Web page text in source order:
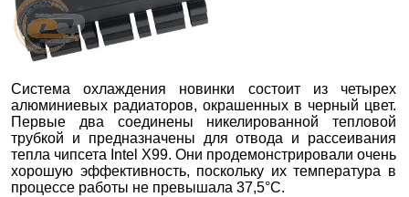
Система охлаждения новинки состоит из четырех
алюминиевых радиаторов, окрашенных в черный цвет.
Первые два соединены никелированной тепловой
трубкой и предназначены для отвода и рассеивания
тепла чипсета Intel X99. Они продемонстрировали очень
хорошую эффективность, поскольку их температура в
процессе работы не превышала 37,5°С.